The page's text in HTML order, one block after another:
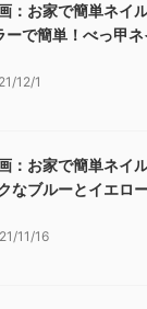
：お家で簡単ネイル
ーで簡単！べっ甲ネ
12/1
：お家で簡単ネイル
なブルーとイエロ
11/16